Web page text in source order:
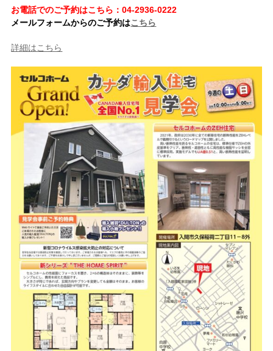
お電話でのご予約はこちら：04-2936-0222
メールフォームからのご予約はこちら
詳細はこちら